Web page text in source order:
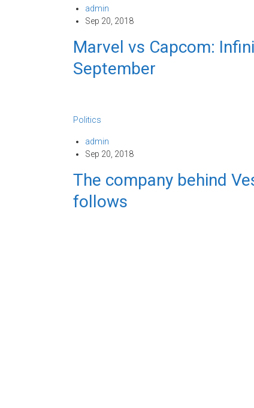
admin
Sep 20, 2018
Marvel vs Capcom:
September
Politics
admin
Sep 20, 2018
The company behind
follows